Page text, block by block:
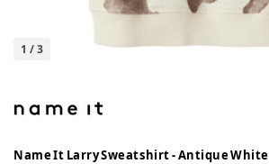
1 /3
Name It Larry Sweatshirt - Antique White